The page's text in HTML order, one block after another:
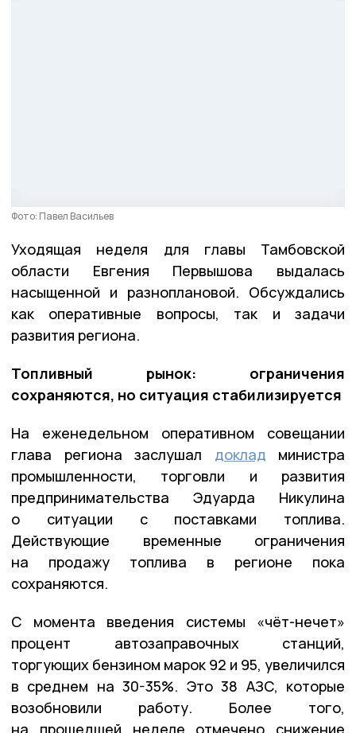
Фото: Павел Васильев
Уходящая неделя для главы Тамбовской
области Евгения Первышова выдалась
насыщенной и разноплановой. Обсуждались
как оперативные вопросы, так и задачи
развития региона.
Топливный рынок: ограничения
сохраняются, но ситуация стабилизируется
На еженедельном оперативном совещании
глава региона заслушал доклад министра
промышленности, торговли и развития
предпринимательства Эдуарда Никулина
о ситуации с поставками топлива.
Действующие временные ограничения
на продажу топлива в регионе пока
сохраняются.
С момента введения системы «чёт-нечет»
процент автозаправочных станций,
торгующих бензином марок 92 и 95, увеличился
в среднем на 30-35%. Это 38 АЗС, которые
возобновили работу. Более того,
на прошедшей неделе отмечено снижение